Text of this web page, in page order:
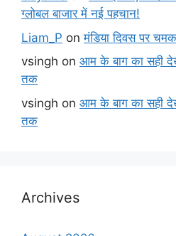
ग्लोबल बाजार में नई पहचान!
Liam_P onमंडिया दिवस पर
vsingh on आम के बाग का सही
तक
vsingh on आम के बाग का सही
तक
Archives